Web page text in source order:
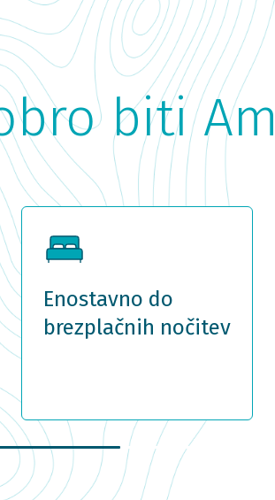
biti
Enostavno do
brezplačnih nočitev